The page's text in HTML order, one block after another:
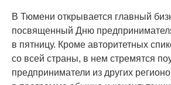
В Тюмени открывается главный
посвященный Дню
в пятницу. Кроме авторитетных
со всей страны, в нем стремятся
предприниматели из других